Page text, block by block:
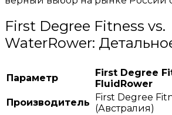
First Degree Fitness vs.
WaterRower:
Параметр
First Degree
FluidRower
Производитель First Degree
(Австралия)